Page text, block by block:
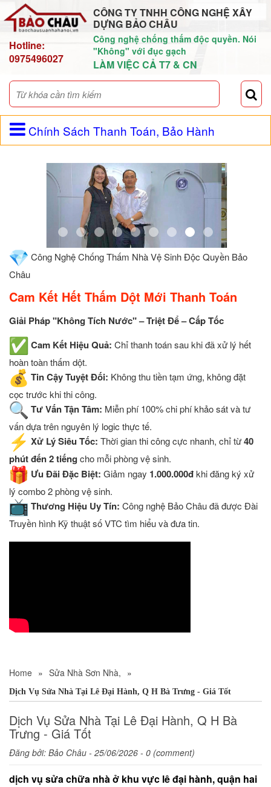
Hotline:
0975496027
CÔNG TY TNHH CÔNG NGHỆ XÂY
DỰNG BẢO CHÂU
Công nghệ chống thấm độc quyền. Nói
"Không" với đục gạch
LÀM VIỆC CẢ T7 & CN
Chính Sách Thanh Toán, Bảo Hành
Công Nghệ Chống Thấm Nhà Vệ Sinh Độc Quyền Bảo
Châu
Cam Kết Hết Thấm Dột Mới Thanh Toán
Giải Pháp "Không Tích Nước" – Triệt Để – Cấp Tốc
Cam Kết Hiệu Quả: Chỉ thanh toán sau khi đã xử lý hết
hoàn toàn thấm dột.
Tin Cậy Tuyệt Đối: Không thu tiền tạm ứng, không đặt
cọc trước khi thi công.
Tư Vấn Tận Tâm: Miễn phí 100% chi phí khảo sát và tư
vấn dựa trên nguyên lý logic thực tế.
Xử Lý Siêu Tốc: Thời gian thi công cực nhanh, chỉ từ40
phút đến 2 tiếng cho mỗi phòng vệ sinh.
Ưu Đãi Đặc Biệt: Giảm ngay 1.000.000đkhi đăng ký xử
lý combo 2 phòng vệ sinh.
Thương Hiệu Uy Tín: Công nghệ Bảo Châu đã được Đài
Truyền hình Kỹ thuật số VTC tìm hiểu và đưa tin.
Home » Sửa Nhà Sơn Nhà, »
Dịch Vụ Sửa Nhà Tại Lê Đại Hành, Q H Bà Trưng - Giá Tốt
Dịch Vụ Sửa Nhà Tại Lê Đại Hành, Q H Bà
Trưng - Giá Tốt
Đăng bởi: Bảo Châu - 25/06/2026 - 0 (comment)
dịch vụ sửa chữa nhà ở khu vực lê đại hành, quận hai